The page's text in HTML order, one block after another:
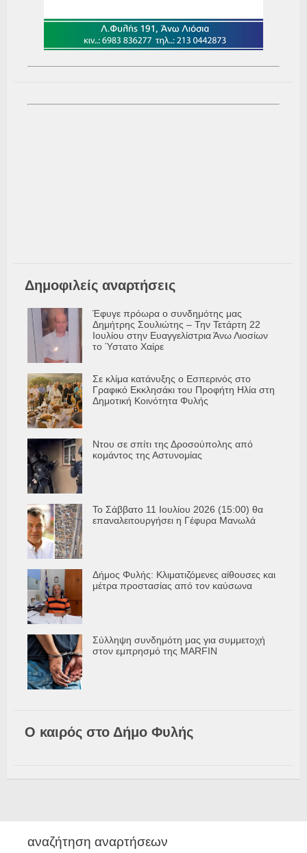
Δημοφιλείς αναρτήσεις
Έφυγε πρόωρα ο συνδημότης μας
Δημήτρης Σουλιώτης – Την Τετάρτη 22
Ιουλίου στην Ευαγγελίστρια Άνω Λιοσίων
το Ύστατο Χαίρε
Σε κλίμα κατάνυξης ο Εσπερινός στο
Γραφικό Εκκλησάκι του Προφήτη Ηλία στη
Δημοτική Κοινότητα Φυλής
Ντου σε σπίτι της Δροσούπολης από
κομάντος της Αστυνομίας
Το Σάββατο 11 Ιουλίου 2026 (15:00) θα
επαναλειτουργήσει η Γέφυρα Μανωλά
Δήμος Φυλής: Κλιματιζόμενες αίθουσες και
μέτρα προστασίας από τον καύσωνα
Σύλληψη συνδημότη μας για συμμετοχή
στον εμπρησμό της MARFIN
Ο καιρός στο Δήμο Φυλής
αναζήτηση αναρτήσεων